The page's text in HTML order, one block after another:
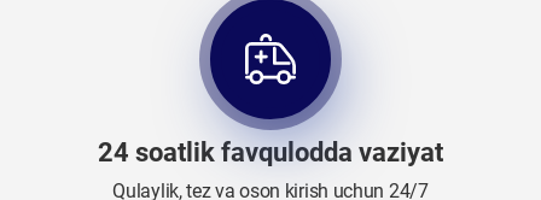
24 soatlik favqulodda vaziyat
Qulaylik, tez va oson kirish uchun 24/7